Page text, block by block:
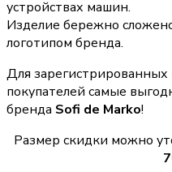
устройствах машин.
Изделие бережно
логотипом бренда.
Для зарегистрированных
покупателей самые
бренда Sofi de Marko!
Размер скидки можно